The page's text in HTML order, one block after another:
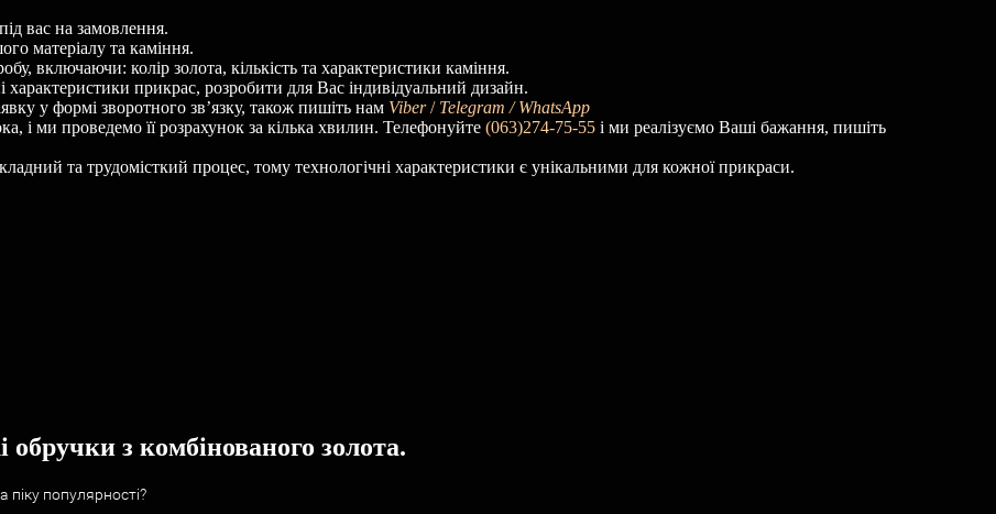
вас на замовлення.
матеріалу та каміння.
включаючи: колір золота, кількість та характеристики каміння.
характеристики прикрас, розробити для Вас індивідуальний дизайн.
у формі зворотного зв’язку, також пишіть нам Viber/ Telegram / WhatsApp
і ми проведемо її розрахунок за кілька хвилин. Телефонуйте (063)274-75-55 і ми реалізуємо Ваші бажання, пишіть
та трудомісткий процес, тому технологічні характеристики є унікальними для кожної прикраси.
з комбінованого золота.
популярності?